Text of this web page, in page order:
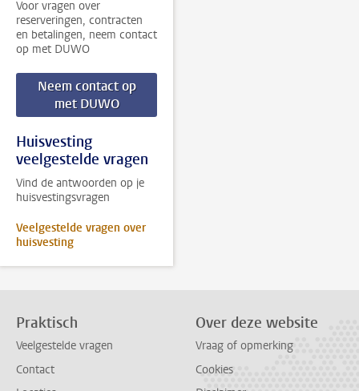
Voor vragen over
reserveringen, contracten
en betalingen, neem contact
op met DUWO
Neem contact op
met DUWO
Huisvesting
veelgestelde vragen
Vind de antwoorden op je
huisvestingsvragen
Veelgestelde vragen over
huisvesting
Praktisch
Veelgestelde vragen
Contact
Over deze website
Vraag of opmerking
Cookies